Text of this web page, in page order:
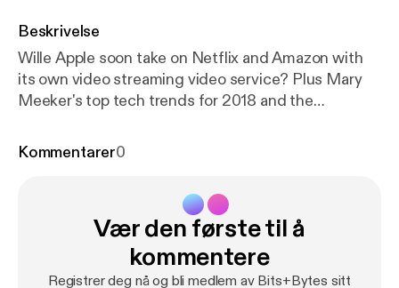
Beskrivelse
Wille Apple soon take on Netflix and Amazon with
its own video streaming video service? Plus Mary
Meeker's top tech trends for 2018 and the
Kommentarer0
Vær den første til å
kommentere
Registrer deg nå og bli medlem av Bits+Bytes sitt